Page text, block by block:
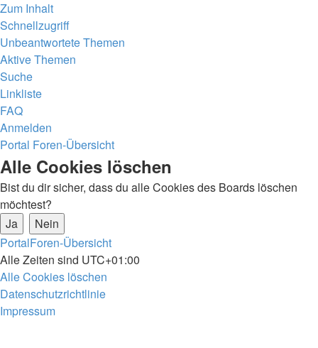
Zum Inhalt
Schnellzugriff
Unbeantwortete Themen
Aktive Themen
Suche
Linkliste
FAQ
Anmelden
Portal Foren-Übersicht
Suche
Alle Cookies löschen
Bist du dir sicher, dass du alle Cookies des Boards löschen
möchtest?
PortalForen-Übersicht
Alle Zeiten sind UTC+01:00
Alle Cookies löschen
Datenschutzrichtlinie
Impressum